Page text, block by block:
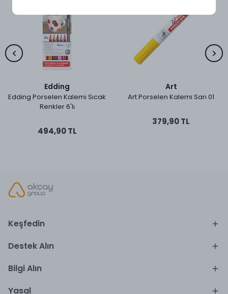
Edding
Edding Porselen Kalemi Sıcak
Renkler 6'lı
494,90 TL
Art
Art Porselen Kalemi Sarı 01
379,90 TL
Keşfedin
Destek Alın
Bilgi Alın
Yasal